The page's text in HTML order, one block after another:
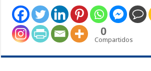
0
Compartidos